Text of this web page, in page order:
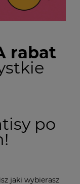
rabat
po
jaki wybierasz